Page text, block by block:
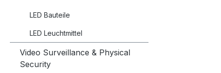
LED Bauteile
LED Leuchtmittel
Video Surveillance & Physical
Security